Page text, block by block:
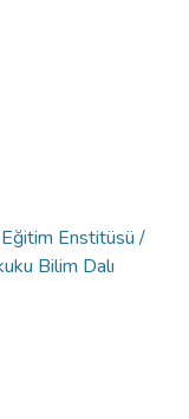
Enstitüsü /
Bilim Dalı